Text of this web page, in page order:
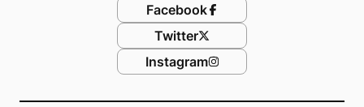
Facebook
Twitter
Instagram